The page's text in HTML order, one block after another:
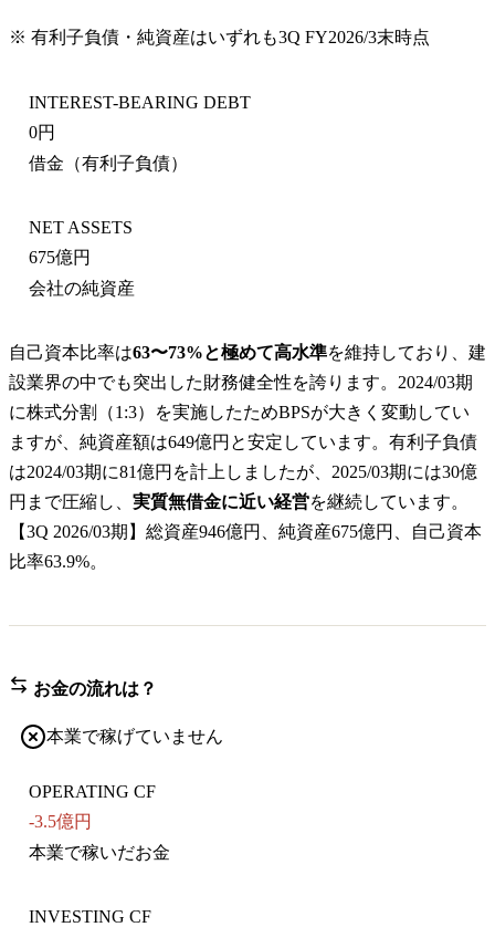
※ 有利子負債・純資産はいずれも3Q FY2026/3末時点
INTEREST-BEARING DEBT
0円
借金（有利子負債）
NET ASSETS
675億円
会社の純資産
自己資本比率は63〜73%と極めて高水準を維持しており、建
設業界の中でも突出した財務健全性を誇ります。2024/03期
に株式分割（1:3）を実施したためBPSが大きく変動してい
ますが、純資産額は649億円と安定しています。有利子負債
は2024/03期に81億円を計上しましたが、2025/03期には30億
円まで圧縮し、 実質無借金に近い経営を継続しています。
【3Q 2026/03期】総資産946億円、純資産675億円、自己資本
比率63.9%。
お金の流れは？
本業で稼げていません
OPERATING CF
-3.5億円
本業で稼いだお金
INVESTING CF